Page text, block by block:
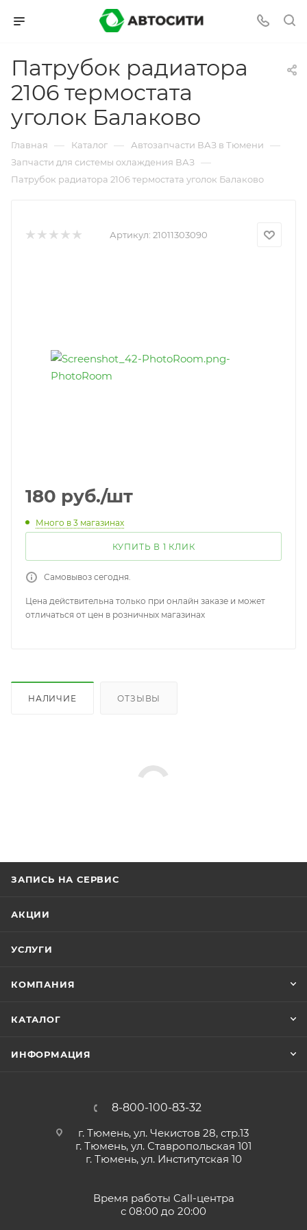
Патрубок радиатора
2106 термостата
уголок Балаково
Главная — Каталог — Автозапчасти ВАЗ в Тюмени —
Запчасти для системы охлаждения ВАЗ —
Патрубок радиатора 2106 термостата уголок Балаково
Артикул: 21011303090
180 руб./шт
Много в 3 магазинах
КУПИТЬ В 1 КЛИК
Самовывоз сегодня.
Цена действительна только при онлайн заказе и может
отличаться от цен в розничных магазинах
НАЛИЧИЕ ОТЗЫВЫ
ЗАПИСЬ НА СЕРВИС
АКЦИИ
УСЛУГИ
КОМПАНИЯ
КАТАЛОГ
ИНФОРМАЦИЯ
8-800-100-83-32
г. Тюмень, ул. Чекистов 28, стр.13
г. Тюмень, ул. Ставропольская 101
г. Тюмень, ул. Институтская 10
Время работы Call-центра
с 08:00 до 20:00